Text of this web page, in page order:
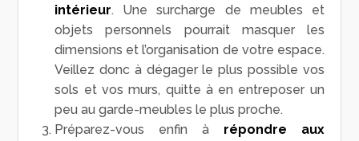
intérieur. Une surcharge de meubles et
objets personnels pourrait masquer les
dimensions et l’organisation de votre espace.
Veillez donc à dégager le plus possible vos
sols et vos murs, quitte à en entreposer un
peu au garde-meubles le plus proche.
Préparez-vous enfin à répondre aux